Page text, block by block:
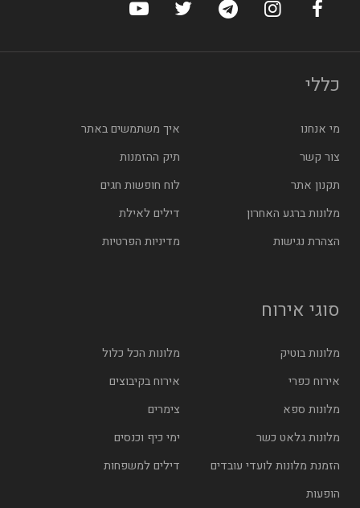
ערוץ הפייסבוק של הוטלס
ערוץ האינסטגרם של הוטלס
ערוץ הטלגרם של הוטלס
ערוץ טוויטר של הוטלס
ערוץ היוטיוב של
כללי
מי אנחנו
איך משתמשים באתר
צור קשר
תיק ההזמנות
תקנון אתר
לוח חופשות חגים
מלונות ברגע האחרון
דילים לאילת
הצהרת נגישות
מדיניות הפרטיות
סוגי אירוח
מלונות בוטיק
מלונות הכל כלול
אירוח כפרי
אירוח בקיבוצים
מלונות ספא
צימרים
מלונות גלאט כשר
ימי כיף וכנסים
הזמנת מלונות לועדי עובדים
דילים למשפחות
הופעות